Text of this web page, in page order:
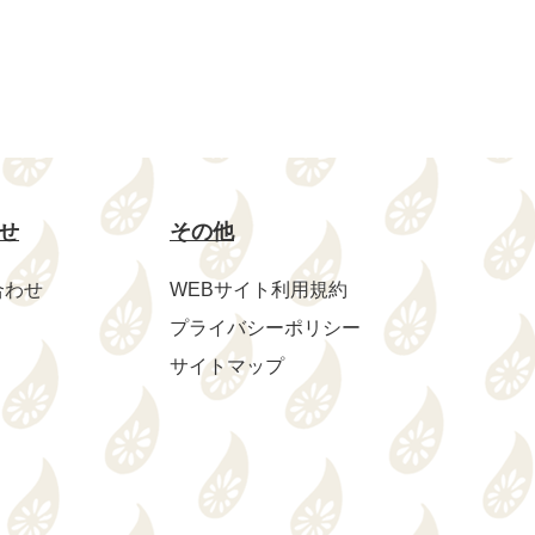
わせ
その他
WEBサイト利用規約
プライバシーポリシー
サイトマップ